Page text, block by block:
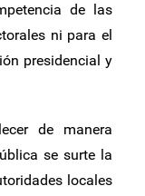
de las
ni para el
presidencial y
de manera
se surte la
locales